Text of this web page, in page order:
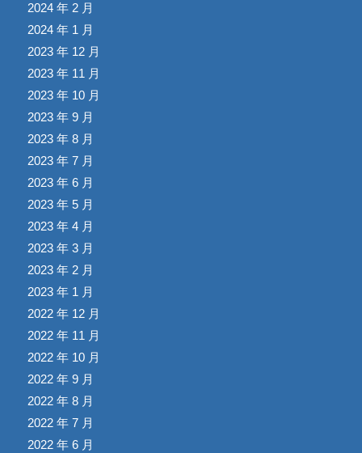
2024 年 2 月
2024 年 1 月
2023 年 12 月
2023 年 11 月
2023 年 10 月
2023 年 9 月
2023 年 8 月
2023 年 7 月
2023 年 6 月
2023 年 5 月
2023 年 4 月
2023 年 3 月
2023 年 2 月
2023 年 1 月
2022 年 12 月
2022 年 11 月
2022 年 10 月
2022 年 9 月
2022 年 8 月
2022 年 7 月
2022 年 6 月